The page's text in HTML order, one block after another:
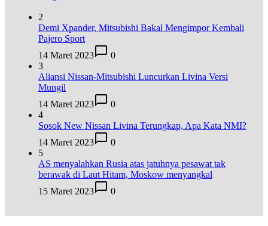
2
Demi Xpander, Mitsubishi Bakal Mengimpor Kembali
Pajero Sport
14 Maret 2023
0
3
Aliansi Nissan-Mitsubishi Luncurkan Livina Versi
Mungil
14 Maret 2023
0
4
Sosok New Nissan Livina Terungkap, Apa Kata NMI?
14 Maret 2023
0
5
AS menyalahkan Rusia atas jatuhnya pesawat tak
berawak di Laut Hitam, Moskow menyangkal
15 Maret 2023
0